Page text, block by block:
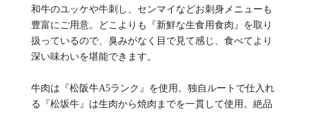
和牛のユッケや牛刺し、センマイなどお刺身メニューも
豊富にご用意。どこよりも『新鮮な生食用食肉』を取り
扱っているので、臭みがなく目で見て感じ、食べてより
深い味わいを堪能できます。
牛肉は『松阪牛A5ランク』を使用。独自ルートで仕入れ
る『松坂牛』は生肉から焼肉までを一貫して使用。絶品